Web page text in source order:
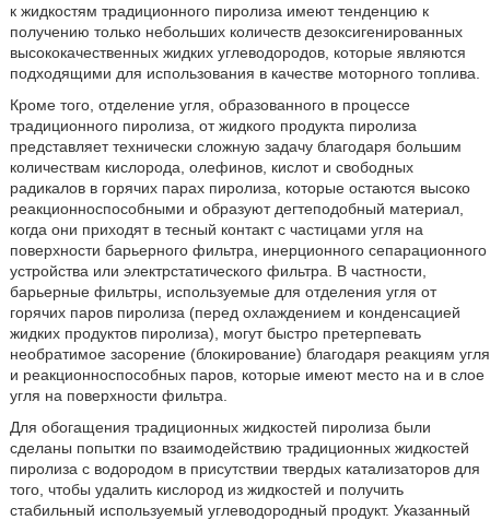
к жидкостям традиционного пиролиза имеют тенденцию к
получению только небольших количеств дезоксигенированных
высококачественных жидких углеводородов, которые являются
подходящими для использования в качестве моторного топлива.
Кроме того, отделение угля, образованного в процессе
традиционного пиролиза, от жидкого продукта пиролиза
представляет технически сложную задачу благодаря большим
количествам кислорода, олефинов, кислот и свободных
радикалов в горячих парах пиролиза, которые остаются высоко
реакционноспособными и образуют дегтеподобный материал,
когда они приходят в тесный контакт с частицами угля на
поверхности барьерного фильтра, инерционного сепарационного
устройства или электрстатического фильтра. В частности,
барьерные фильтры, используемые для отделения угля от
горячих паров пиролиза (перед охлаждением и конденсацией
жидких продуктов пиролиза), могут быстро претерпевать
необратимое засорение (блокирование) благодаря реакциям угля
и реакционноспособных паров, которые имеют место на и в слое
угля на поверхности фильтра.
Для обогащения традиционных жидкостей пиролиза были
сделаны попытки по взаимодействию традиционных жидкостей
пиролиза с водородом в присутствии твердых катализаторов для
того, чтобы удалить кислород из жидкостей и получить
стабильный используемый углеводородный продукт. Указанный